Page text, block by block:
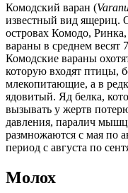
Комодский варан (
известный вид ящериц.
островах Комодо,
вараны в среднем весят
Комодские вараны
которую входят птицы,
млекопитающие, а в
ядовитый. Яд белка,
вызывать у жертв
давления, паралич
размножаются с мая по
период с августа по
Молох